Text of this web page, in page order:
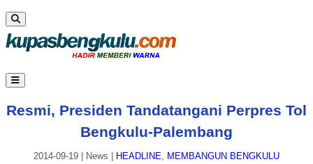
Resmi, Presiden Tandatangani Perpres Tol
Bengkulu-Palembang
2014-09-19 News HEADLINE, MEMBANGUN BENGKULU